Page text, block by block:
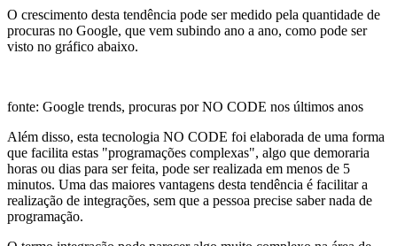
O crescimento desta tendência pode ser medido pela quantidade de
procuras no Google, que vem subindo ano a ano, como pode ser
visto no gráfico abaixo.
fonte: Google trends, procuras por NO CODE nos últimos anos
Além disso, esta tecnologia NO CODE foi elaborada de uma forma
que facilita estas "programações complexas", algo que demoraria
horas ou dias para ser feita, pode ser realizada em menos de 5
minutos. Uma das maiores vantagens desta tendência é facilitar a
realização de integrações, sem que a pessoa precise saber nada de
programação.